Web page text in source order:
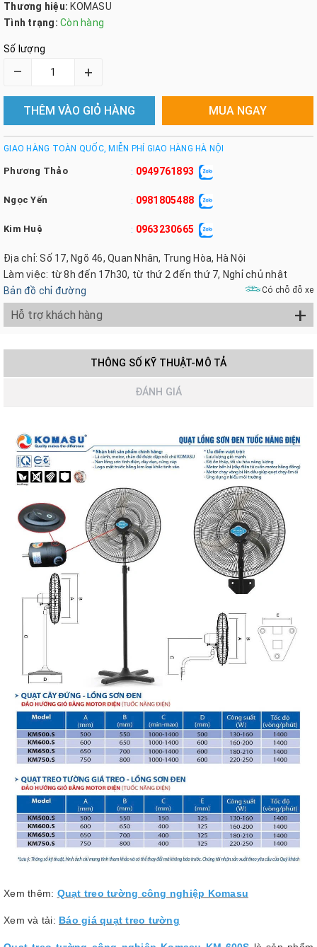
Thương hiệu: KOMASU
Tình trạng: Còn hàng
Số lượng
– +
THÊM VÀO GIỎ HÀNG MUA NGAY
GIAO HÀNG TOÀN QUỐC, MIỄN PHÍ GIAO HÀNG HÀ NỘI
Phương Thảo : 0949761893
Ngọc Yến : 0981805488
Kim Huệ : 0963230665
Địa chỉ: Số 17, Ngõ 46, Quan Nhân, Trung Hòa, Hà Nội
Làm việc: từ 8h đến 17h30, từ thứ 2 đến thứ 7, Nghỉ chủ nhật
Bản đồ chỉ đường
Có chỗ đỗ xe
Hỗ trợ khách hàng +
THÔNG SỐ KỸ THUẬT-MÔ TẢ
ĐÁNH GIÁ
Xem thêm: Quạt treo tường công nghiệp Komasu
Xem và tải: Báo giá quạt treo tường